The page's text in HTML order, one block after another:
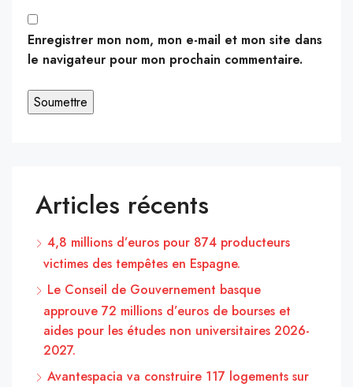
Enregistrer mon nom, mon e-mail et mon site dans
le navigateur pour mon prochain commentaire.
Articles récents
4,8 millions d’euros pour 874 producteurs
victimes des tempêtes en Espagne.
Le Conseil de Gouvernement basque
approuve 72 millions d’euros de bourses et
aides pour les études non universitaires 2026-
2027.
Avantespacia va construire 117 logements sur